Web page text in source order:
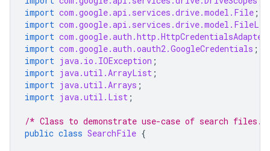
import com.google.api.services.drive.model.File ;
import
import com.google.auth.http.HttpCredentialsAdapter
import com.google.auth.oauth2.GoogleCredentials ;
import java.io.IOException ;
import java.util.ArrayList ;
import java.util.Arrays ;
import java.util.List ;
/* Class to demonstrate use-case of search files.
public class SearchFile {